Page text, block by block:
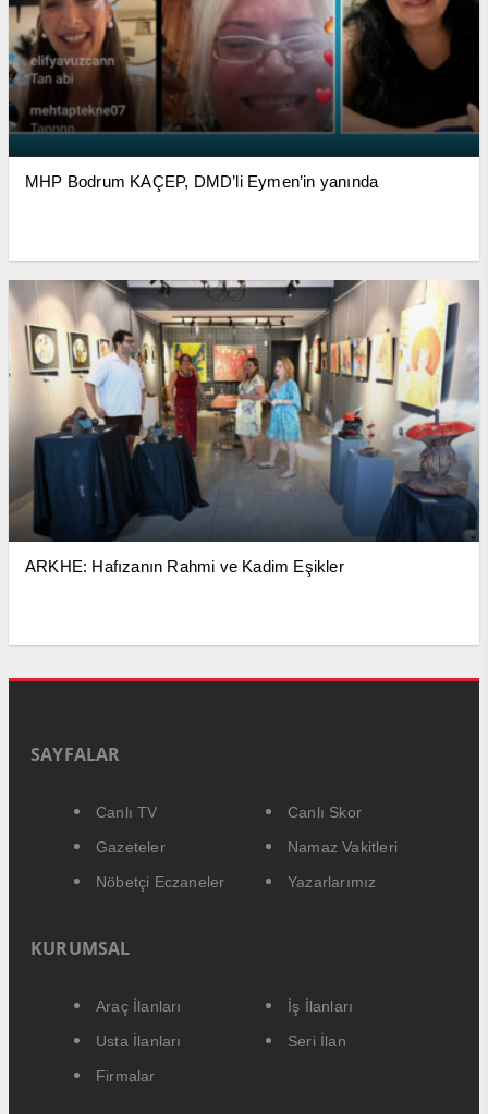
MHP Bodrum KAÇEP, DMD’li Eymen’in yanında
ARKHE: Hafızanın Rahmi ve Kadim Eşikler
SAYFALAR
Canlı TV
Canlı Skor
Gazeteler
Namaz Vakitleri
Nöbetçi Eczaneler
Yazarlarımız
KURUMSAL
Araç İlanları
İş İlanları
Usta İlanları
Seri İlan
Firmalar